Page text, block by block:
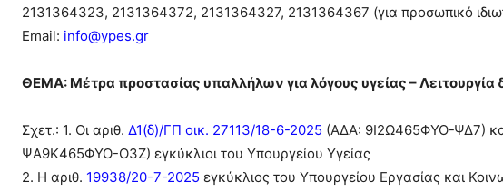
2131364323, 2131364372, 2131364327, 2131364367 (για προσωπικό
Email: info@ypes.gr
ΘΕΜΑ: Μέτρα προστασίας υπαλλήλων για λόγους υγείας –
Σχετ.: 1. Οι αριθ. Δ1(δ)/ΓΠ οικ. 27113/18-6-2025 (ΑΔΑ: 9Ι2Ω465ΦΥΟ-ΨΔ7)
ΨΑ9Κ465ΦΥΟ-Ο3Ζ) εγκύκλιοι του Υπουργείου Υγείας
2. Η αριθ. 19938/20-7-2025 εγκύκλιος του Υπουργείου Εργασίας και